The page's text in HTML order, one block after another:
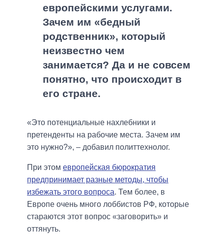
европейскими услугами.
Зачем им «бедный
родственник», который
неизвестно чем
занимается? Да и не совсем
понятно, что происходит в
его стране.
«Это потенциальные нахлебники и
претенденты на рабочие места. Зачем им
это нужно?», – добавил политтехнолог.
При этом европейская бюрократия
предпринимает разные методы, чтобы
избежать этого вопроса. Тем более, в
Европе очень много лоббистов РФ, которые
стараются этот вопрос «заговорить» и
оттянуть.